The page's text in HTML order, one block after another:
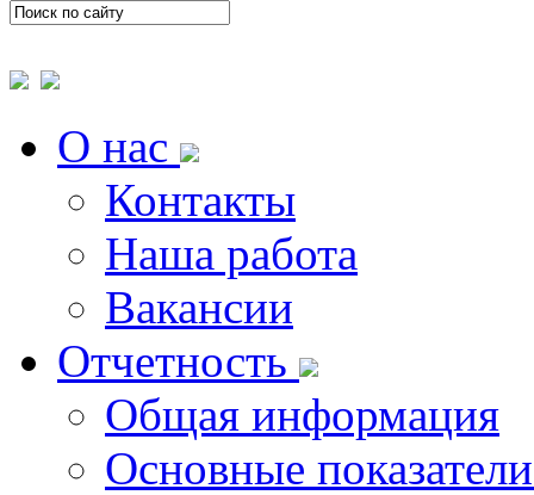
О нас
Контакты
Наша работа
Вакансии
Отчетность
Общая информация
Основные